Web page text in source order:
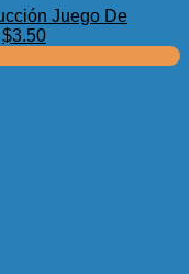
Juego De
El
$3.50El